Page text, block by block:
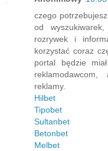
czego
od
rozrywek i
korzystać coraz
portal będzie
reklamy.
Hilbet
Tipobet
Sultanbet
Betonbet
Melbet